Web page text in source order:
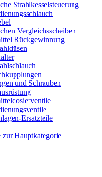
Strahlkesselsteuerung
Vergleichsscheiben
Rückgewinnung
und Schrauben
Ersatzteile
zur Hauptkategorie